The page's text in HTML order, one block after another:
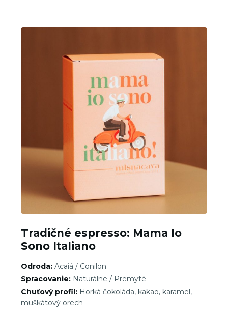
Tradičné espresso: Mama Io
Sono Italiano
Odroda: Acaiá / Conilon
Spracovanie: Naturálne / Premyté
Chuťový profil: Horká čokoláda, kakao, karamel,
muškátový orech